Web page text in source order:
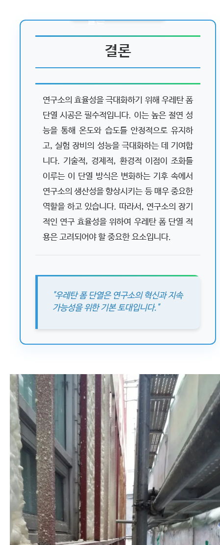
결론
연구소의 효율성을 극대화하기 위해 우레탄 폼
단열 시공은 필수적입니다. 이는 높은 절연 성
능을 통해 온도와 습도를 안정적으로 유지하
고, 실험 장비의 성능을 극대화하는 데 기여합
니다. 기술적, 경제적, 환경적 이점이 조화를
이루는 이 단열 방식은 변화하는 기후 속에서
연구소의 생산성을 향상시키는 등 매우 중요한
역할을 하고 있습니다. 따라서, 연구소의 장기
적인 연구 효율성을 위하여 우레탄 폼 단열 적
용은 고려되어야 할 중요한 요소입니다.
"우레탄 폼 단열은 연구소의 혁신과 지속
가능성을 위한 기본 토대입니다."